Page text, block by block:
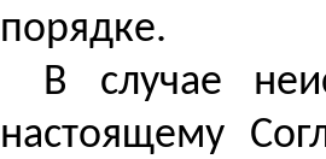
порядке.
В случае
настоящему